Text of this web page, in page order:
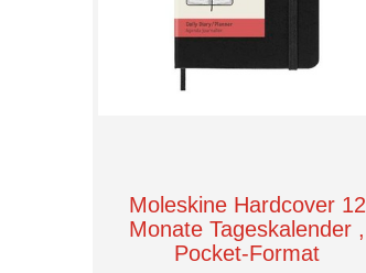
Moleskine Hardcover 12
Monate Tageskalender ,
Pocket-Format